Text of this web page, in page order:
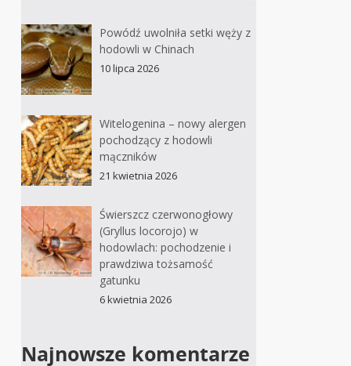
Powódź uwolniła setki węży z
hodowli w Chinach
10 lipca 2026
Witelogenina – nowy alergen
pochodzący z hodowli
mączników
21 kwietnia 2026
Świerszcz czerwonogłowy
(Gryllus locorojo) w
hodowlach: pochodzenie i
prawdziwa tożsamość
gatunku
6 kwietnia 2026
Najnowsze komentarze